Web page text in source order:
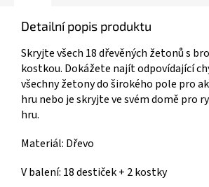
Detailní popis produktu
Skryjte všech 18 dřevěných žetonů s
kostkou. Dokážete najít odpovídající
všechny žetony do širokého pole pro
hru nebo je skryjte ve svém domě pro
hru.
Materiál: Dřevo
V balení: 18 destiček + 2 kostky